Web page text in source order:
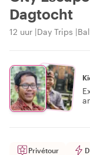
Dagtocht
12 uur Day Trips
Privétour